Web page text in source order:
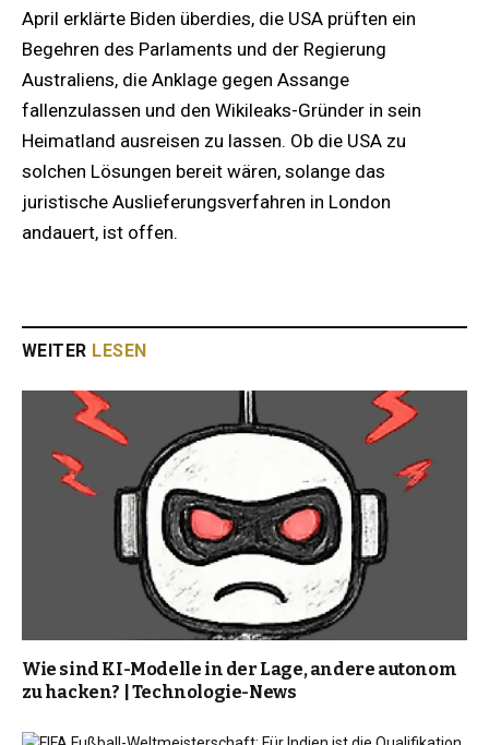
April erklärte Biden überdies, die USA prüften ein
Begehren des Parlaments und der Regierung
Australiens, die Anklage gegen Assange
fallenzulassen und den Wikileaks-Gründer in sein
Heimatland ausreisen zu lassen. Ob die USA zu
solchen Lösungen bereit wären, solange das
juristische Auslieferungsverfahren in London
andauert, ist offen.
WEITER LESEN
Wie sind KI-Modelle in der Lage, andere autonom
zu hacken? | Technologie-News